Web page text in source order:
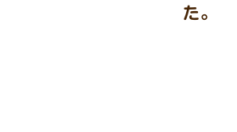
た。